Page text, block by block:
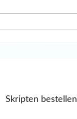
Skripten bestellen